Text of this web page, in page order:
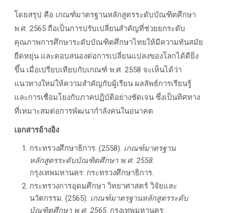
โดยสรุป คือ เกณฑ์มาตรฐานหลักสูตรระดับบัณฑิตศึกษา
พ.ศ. 2565 ถือเป็นการปรับเปลี่ยนสำคัญที่ช่วยยกระดับ
คุณภาพการศึกษาระดับบัณฑิตศึกษาไทยให้มีความทันสมัย
ยืดหยุ่น และตอบสนองต่อการเปลี่ยนแปลงของโลกได้ดียิ่ง
ขึ้น เมื่อเปรียบเทียบกับเกณฑ์ พ.ศ. 2558 จะเห็นได้ว่า
แนวทางใหม่ให้ความสำคัญกับผู้เรียน ผลลัพธ์การเรียนรู้
และการเชื่อมโยงกับภาคปฏิบัติอย่างชัดเจน ซึ่งเป็นทิศทาง
ที่เหมาะสมต่อการพัฒนากำลังคนในอนาคต
เอกสารอ้างอิง
กระทรวงศึกษาธิการ. (2558). เกณฑ์มาตรฐาน
หลักสูตรระดับบัณฑิตศึกษา พ.ศ. 2558.
กรุงเทพมหานคร: กระทรวงศึกษาธิการ.
กระทรวงการอุดมศึกษา วิทยาศาสตร์ วิจัยและ
นวัตกรรม. (2565). เกณฑ์มาตรฐานหลักสูตรระดับ
บัณฑิตศึกษา พ.ศ. 2565. กรุงเทพมหานคร: